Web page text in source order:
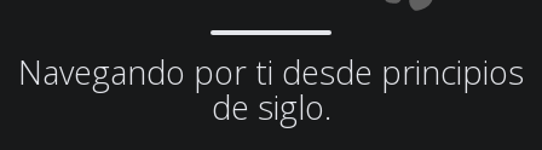
Navegando por ti desde principios
de siglo.